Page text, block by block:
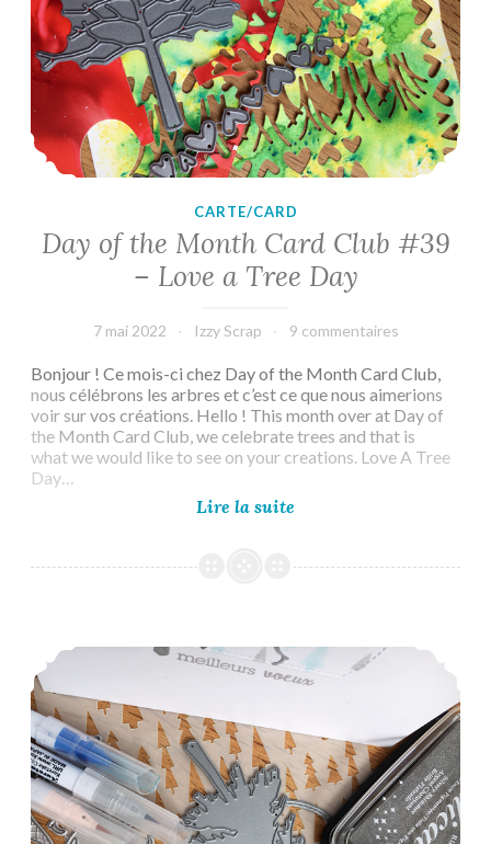
CARTE/CARD
Day of the Month Card Club #39
– Love a Tree Day
7 mai 2022 Izzy Scrap 9 commentaires
Bonjour ! Ce mois-ci chez Day of the Month Card Club,
nous célébrons les arbres et c’est ce que nous aimerions
voir sur vos créations. Hello ! This month over at Day of
the Month Card Club, we celebrate trees and that is
what we would like to see on your creations. Love A Tree
Day…
Lire la suite
Month
–
Love
Day
Addicted to Stamps and More #427 – Christmas